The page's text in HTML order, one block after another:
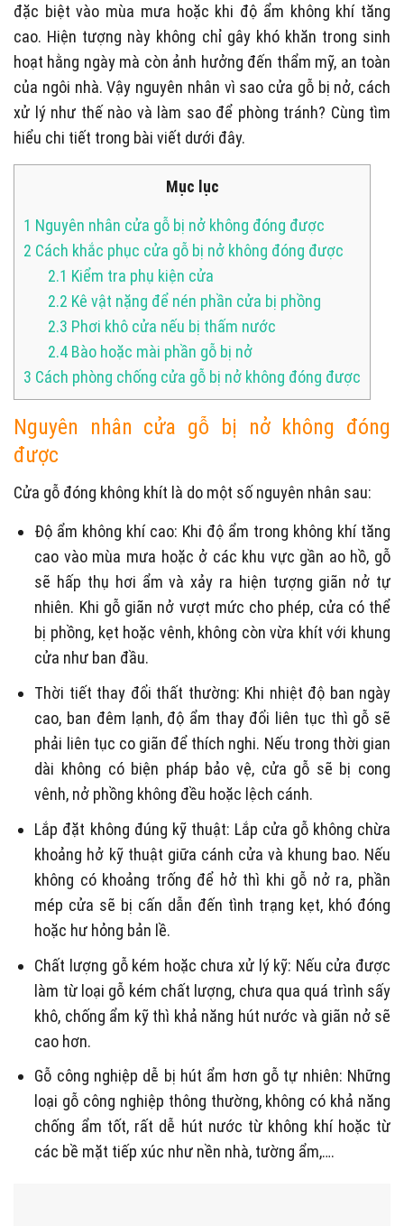
đặc biệt vào mùa mưa hoặc khi độ ẩm không khí tăng
cao. Hiện tượng này không chỉ gây khó khăn trong sinh
hoạt hằng ngày mà còn ảnh hưởng đến thẩm mỹ, an toàn
của ngôi nhà. Vậy nguyên nhân vì sao cửa gỗ bị nở, cách
xử lý như thế nào và làm sao để phòng tránh? Cùng tìm
hiểu chi tiết trong bài viết dưới đây.
Mục lục
1 Nguyên nhân cửa gỗ bị nở không đóng được
2 Cách khắc phục cửa gỗ bị nở không đóng được
2.1 Kiểm tra phụ kiện cửa
2.2 Kê vật nặng để nén phần cửa bị phồng
2.3 Phơi khô cửa nếu bị thấm nước
2.4 Bào hoặc mài phần gỗ bị nở
3 Cách phòng chống cửa gỗ bị nở không đóng được
Nguyên nhân cửa gỗ bị nở không đóng
được
Cửa gỗ đóng không khít là do một số nguyên nhân sau:
Độ ẩm không khí cao: Khi độ ẩm trong không khí tăng
cao vào mùa mưa hoặc ở các khu vực gần ao hồ, gỗ
sẽ hấp thụ hơi ẩm và xảy ra hiện tượng giãn nở tự
nhiên. Khi gỗ giãn nở vượt mức cho phép, cửa có thể
bị phồng, kẹt hoặc vênh, không còn vừa khít với khung
cửa như ban đầu.
Thời tiết thay đổi thất thường: Khi nhiệt độ ban ngày
cao, ban đêm lạnh, độ ẩm thay đổi liên tục thì gỗ sẽ
phải liên tục co giãn để thích nghi. Nếu trong thời gian
dài không có biện pháp bảo vệ, cửa gỗ sẽ bị cong
vênh, nở phồng không đều hoặc lệch cánh.
Lắp đặt không đúng kỹ thuật: Lắp cửa gỗ không chừa
khoảng hở kỹ thuật giữa cánh cửa và khung bao. Nếu
không có khoảng trống để hở thì khi gỗ nở ra, phần
mép cửa sẽ bị cấn dẫn đến tình trạng kẹt, khó đóng
hoặc hư hỏng bản lề.
Chất lượng gỗ kém hoặc chưa xử lý kỹ: Nếu cửa được
làm từ loại gỗ kém chất lượng, chưa qua quá trình sấy
khô, chống ẩm kỹ thì khả năng hút nước và giãn nở sẽ
cao hơn.
Gỗ công nghiệp dễ bị hút ẩm hơn gỗ tự nhiên: Những
loại gỗ công nghiệp thông thường, không có khả năng
chống ẩm tốt, rất dễ hút nước từ không khí hoặc từ
các bề mặt tiếp xúc như nền nhà, tường ẩm,….